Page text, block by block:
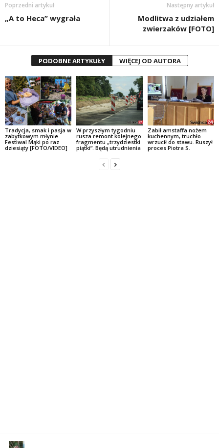
Poprzedni artykuł
„A to Heca” wygrała
Następny artykuł
Modlitwa z udziałem
zwierzaków [FOTO]
PODOBNE ARTYKUŁY WIĘCEJ OD AUTORA
Tradycja, smak i pasja w
zabytkowym młynie.
Festiwal Mąki po raz
dziesiąty [FOTO/VIDEO]
W przyszłym tygodniu
rusza remont kolejnego
fragmentu „trzydziestki
piątki”. Będą utrudnienia
Zabił amstaffa nożem
kuchennym, truchło
wrzucił do stawu. Ruszył
proces Piotra S.